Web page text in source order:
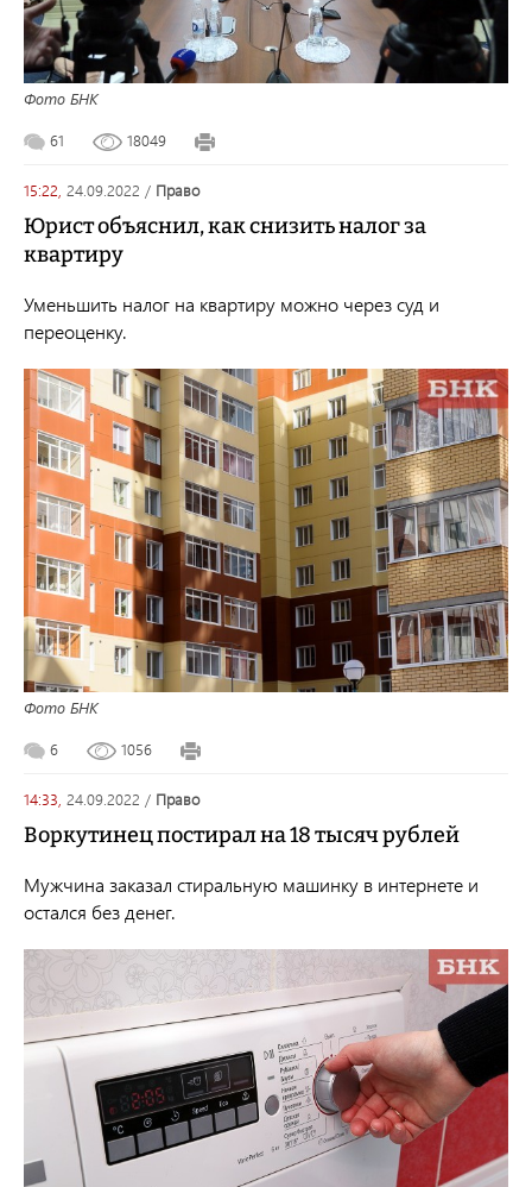
Фото БНК
61 18049
15:22, 24.09.2022 / право
Юрист объяснил, как снизить налог за
квартиру
Уменьшить налог на квартиру можно через суд и
переоценку.
Фото БНК
6 1056
14:33, 24.09.2022 / право
Воркутинец постирал на 18 тысяч рублей
Мужчина заказал стиральную машинку в интернете и
остался без денег.